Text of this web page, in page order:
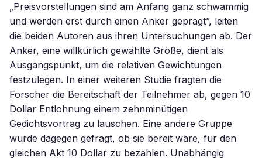
„Preisvorstellungen sind am Anfang ganz schwammig
und werden erst durch einen Anker geprägt”, leiten
die beiden Autoren aus ihren Untersuchungen ab. Der
Anker, eine willkürlich gewählte Größe, dient als
Ausgangspunkt, um die relativen Gewichtungen
festzulegen. In einer weiteren Studie fragten die
Forscher die Bereitschaft der Teilnehmer ab, gegen 10
Dollar Entlohnung einem zehnminütigen
Gedichtsvortrag zu lauschen. Eine andere Gruppe
wurde dagegen gefragt, ob sie bereit wäre, für den
gleichen Akt 10 Dollar zu bezahlen. Unabhängig